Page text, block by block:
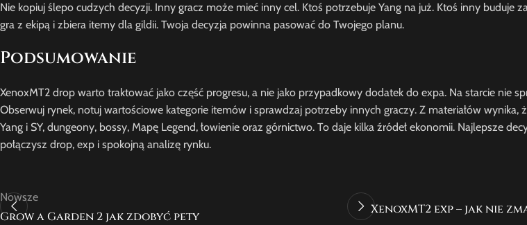
Nie kopiuj ślepo cudzych decyzji. Inny gracz może mieć inny cel. Ktoś potrzebuje Yang na już. Ktoś inny buduje
gra z ekipą i zbiera itemy dla gildii. Twoja decyzja powinna pasować do Twojego planu.
Podsumowanie
XenoxMT2 drop warto traktować jako część progresu, a nie jako przypadkowy dodatek do expa. Na starcie nie
Obserwuj rynek, notuj wartościowe kategorie itemów i sprawdzaj potrzeby innych graczy. Z materiałów wynika,
Yang i SY, dungeony, bossy, Mapę Legend, łowienie oraz górnictwo. To daje kilka źródeł ekonomii. Najlepsze
połączysz drop, exp i spokojną analizę rynku.
Nowsze
Grow a Garden 2 jak zdobyć pety
XenoxMT2 exp – jak nie